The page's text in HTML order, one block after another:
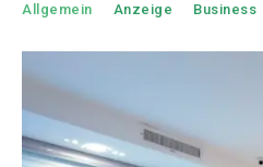
Allgemein Anzeige Business